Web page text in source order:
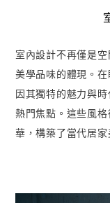
室內設計不再僅是
美學品味的體現。
因其獨特的魅力與
熱門焦點。這些風
華，構築了當代居家